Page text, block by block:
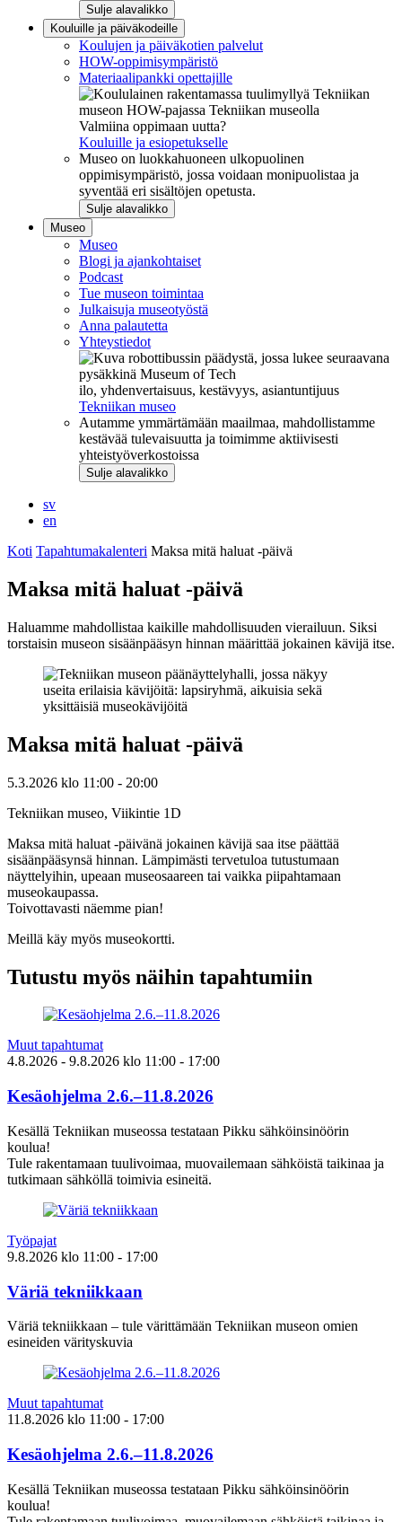
Sulje alavalikko
Kouluille ja päiväkodeille
Koulujen ja päiväkotien palvelut
HOW-oppimisympäristö
Materiaalipankki opettajille
Valmiina oppimaan uutta?
Kouluille ja esiopetukselle
Museo on luokkahuoneen ulkopuolinen
oppimisympäristö, jossa voidaan monipuolistaa ja
syventää eri sisältöjen opetusta.
Sulje alavalikko
Museo
Museo
Blogi ja ajankohtaiset
Podcast
Tue museon toimintaa
Julkaisuja museotyöstä
Anna palautetta
Yhteystiedot
ilo, yhdenvertaisuus, kestävyys, asiantuntijuus
Tekniikan museo
Autamme ymmärtämään maailmaa, mahdollistamme
kestävää tulevaisuutta ja toimimme aktiivisesti
yhteistyöverkostoissa
Sulje alavalikko
sv
en
Koti Tapahtumakalenteri Maksa mitä haluat -päivä
Maksa mitä haluat -päivä
Haluamme mahdollistaa kaikille mahdollisuuden vierailuun. Siksi
torstaisin museon sisäänpääsyn hinnan määrittää jokainen kävijä itse.
Maksa mitä haluat -päivä
5.3.2026 klo 11:00 - 20:00
Tekniikan museo, Viikintie 1D
Maksa mitä haluat -päivänä jokainen kävijä saa itse päättää
sisäänpääsynsä hinnan. Lämpimästi tervetuloa tutustumaan
näyttelyihin, upeaan museosaareen tai vaikka piipahtamaan
museokaupassa.
Toivottavasti näemme pian!
Meillä käy myös museokortti.
Tutustu myös näihin tapahtumiin
Muut tapahtumat
4.8.2026 - 9.8.2026 klo 11:00 - 17:00
Kesäohjelma 2.6.–11.8.2026
Kesällä Tekniikan museossa testataan Pikku sähköinsinöörin
koulua!
Tule rakentamaan tuulivoimaa, muovailemaan sähköistä taikinaa ja
tutkimaan sähköllä toimivia esineitä.
Työpajat
9.8.2026 klo 11:00 - 17:00
Väriä tekniikkaan
Väriä tekniikkaan – tule värittämään Tekniikan museon omien
esineiden värityskuvia
Muut tapahtumat
11.8.2026 klo 11:00 - 17:00
Kesäohjelma 2.6.–11.8.2026
Kesällä Tekniikan museossa testataan Pikku sähköinsinöörin
koulua!